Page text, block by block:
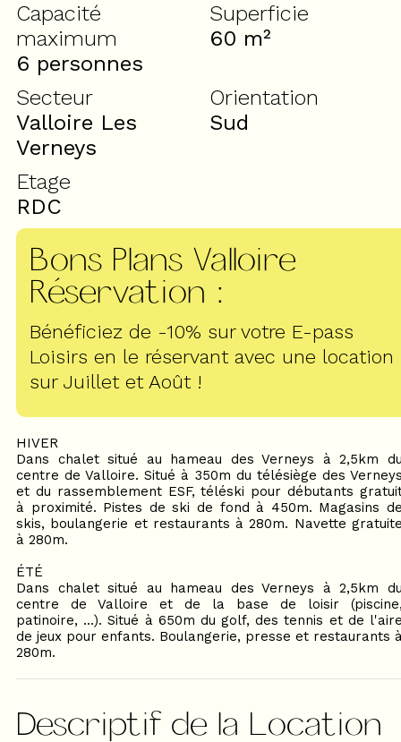
Capacité
maximum
6 personnes
Superficie
60 m²
Secteur
Valloire Les
Verneys
Orientation
Sud
Etage
RDC
Bons Plans Valloire
Réservation :
Bénéficiez de -10% sur votre E-pass
Loisirs en le réservant avec une location
sur Juillet et Août !
HIVER
Dans chalet situé au hameau des Verneys à 2,5km
centre de Valloire. Situé à 350m du télésiège des
et du rassemblement ESF, téléski pour débutants
à proximité. Pistes de ski de fond à 450m. Magasins
skis, boulangerie et restaurants à 280m. Navette
à 280m.
ÉTÉ
Dans chalet situé au hameau des Verneys à 2,5km
centre de Valloire et de la base de loisir
patinoire, ...). Situé à 650m du golf, des tennis et de
de jeux pour enfants. Boulangerie, presse et restaurants
280m.
Descriptif de la Location